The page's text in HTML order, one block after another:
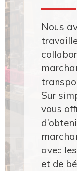
Nous
Sur
vous
avec
et de